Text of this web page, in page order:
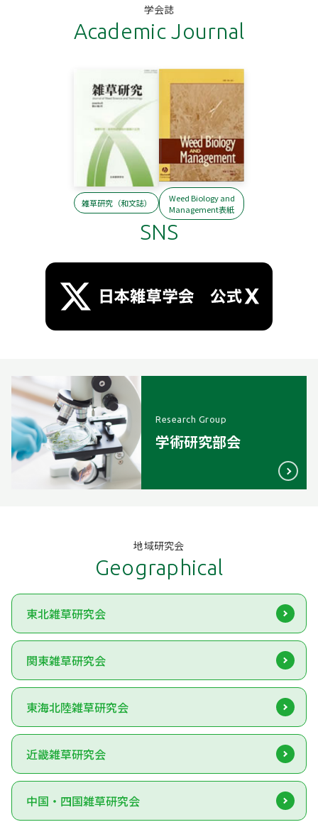
学会誌
Academic Journal
雑草研究（和文誌）
Weed Biology and
Management表紙
SNS
Research Group
学術研究部会
地域研究会
Geographical
東北雑草研究会
関東雑草研究会
東海北陸雑草研究会
近畿雑草研究会
中国・四国雑草研究会